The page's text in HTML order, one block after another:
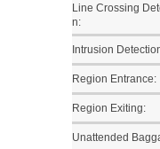
Line Crossing
n:
Intrusion
Region Entrance:
Region Exiting:
Unattended